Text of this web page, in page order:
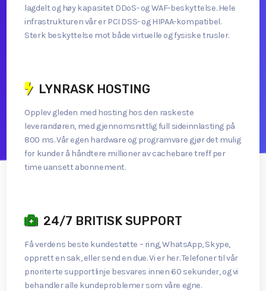
lagdelt og høy kapasitet DDoS- og WAF-beskyttelse. Hele
infrastrukturen vår er PCI DSS- og HIPAA-kompatibel.
Sterk beskyttelse mot både virtuelle og fysiske trusler.
LYNRASK HOSTING
Opplev gleden med hosting hos den raskeste
leverandøren, med gjennomsnittlig full sideinnlasting på
800 ms. Vår egen hardware og programvare gjør det mulig
for kunder å håndtere millioner av cachebare treff per
time uansett abonnement.
24/7 BRITISK SUPPORT
Få verdens beste kundestøtte – ring, WhatsApp, Skype,
opprett en sak, eller send en due. Vi er her. Telefoner til vår
prioriterte supportlinje besvares innen 60 sekunder, og vi
behandler alle kundeproblemer som våre egne.